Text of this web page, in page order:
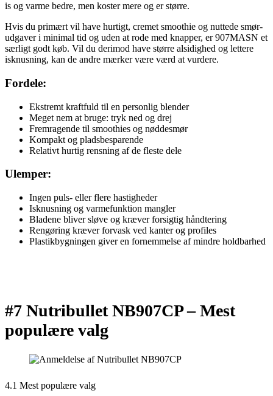
is og varme bedre, men koster mere og er større.
Hvis du primært vil have hurtigt, cremet smoothie og nuttede smør-
udgaver i minimal tid og uden at rode med knapper, er 907MASN et
særligt godt køb. Vil du derimod have større alsidighed og lettere
isknusning, kan de andre mærker være værd at vurdere.
Fordele:
Ekstremt kraftfuld til en personlig blender
Meget nem at bruge: tryk ned og drej
Fremragende til smoothies og nøddesmør
Kompakt og pladsbesparende
Relativt hurtig rensning af de fleste dele
Ulemper:
Ingen puls- eller flere hastigheder
Isknusning og varmefunktion mangler
Bladene bliver sløve og kræver forsigtig håndtering
Rengøring kræver forvask ved kanter og profiles
Plastikbygningen giver en fornemmelse af mindre holdbarhed
#7 Nutribullet NB907CP –Mest
populære valg
4.1 Mest populære valg